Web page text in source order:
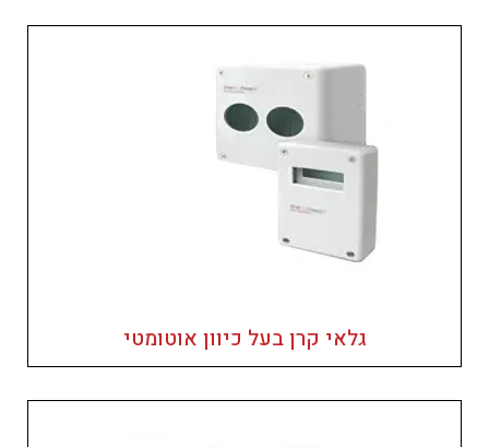
גלאי קרן בעל כיוון אוטומטי